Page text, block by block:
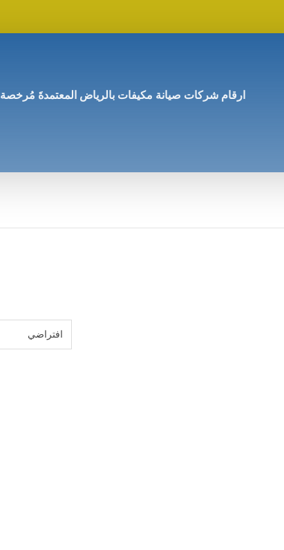
ارقام شركات صيانة مكيفات بالرياض المعتمدةَ مُرخصة